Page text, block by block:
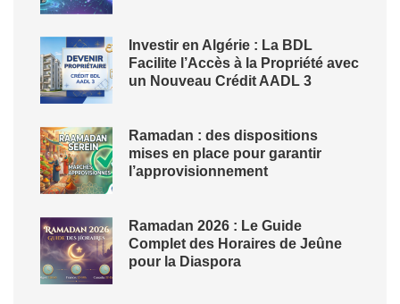
Investir en Algérie : La BDL
Facilite l’Accès à la Propriété avec
un Nouveau Crédit AADL 3
Ramadan : des dispositions
mises en place pour garantir
l’approvisionnement
Ramadan 2026 : Le Guide
Complet des Horaires de Jeûne
pour la Diaspora